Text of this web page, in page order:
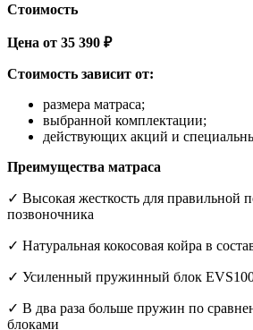
Стоимость
Цена от 35 390 ₽
Стоимость зависит от:
размера матраса;
выбранной комплектации;
действующих акций и
Преимущества матраса
✓ Высокая жесткость для правильной
позвоночника
✓ Натуральная кокосовая койра в
✓ Усиленный пружинный блок
✓ В два раза больше пружин по
блоками